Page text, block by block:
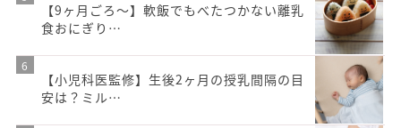
【9ヶ月ごろ〜】軟飯でもべたつかない離乳
食おにぎり…
【小児科医監修】生後2ヶ月の授乳間隔の目
安は？ミル…